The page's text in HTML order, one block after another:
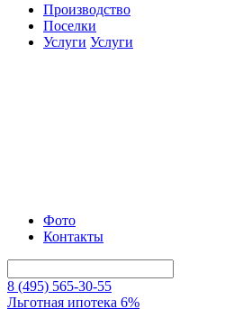
Производство
Поселки
Услуги Услуги
Фото
Контакты
8 (495) 565-30-55
Льготная ипотека 6%